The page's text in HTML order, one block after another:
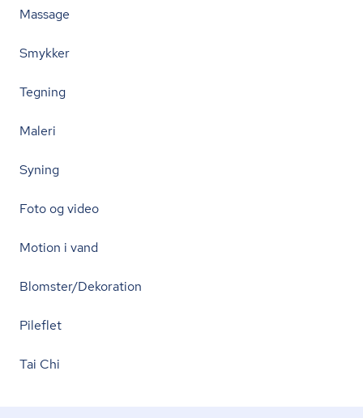
Massage
Smykker
Tegning
Maleri
Syning
Foto og video
Motion i vand
Blomster/Dekoration
Pileflet
Tai Chi